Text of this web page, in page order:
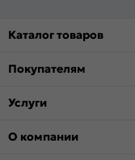
Каталог товаров
Покупателям
Услуги
О компании